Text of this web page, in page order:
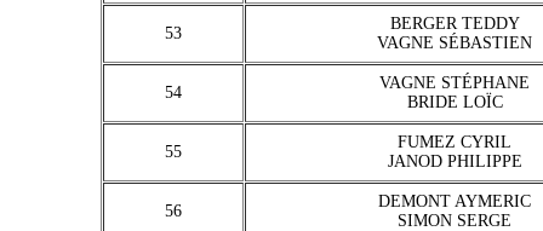
53
BERGER TEDDY
VAGNE SÉBASTIEN
54
VAGNE STÉPHANE
BRIDE LOÏC
55
FUMEZ CYRIL
JANOD PHILIPPE
56
DEMONT AYMERIC
SIMON SERGE